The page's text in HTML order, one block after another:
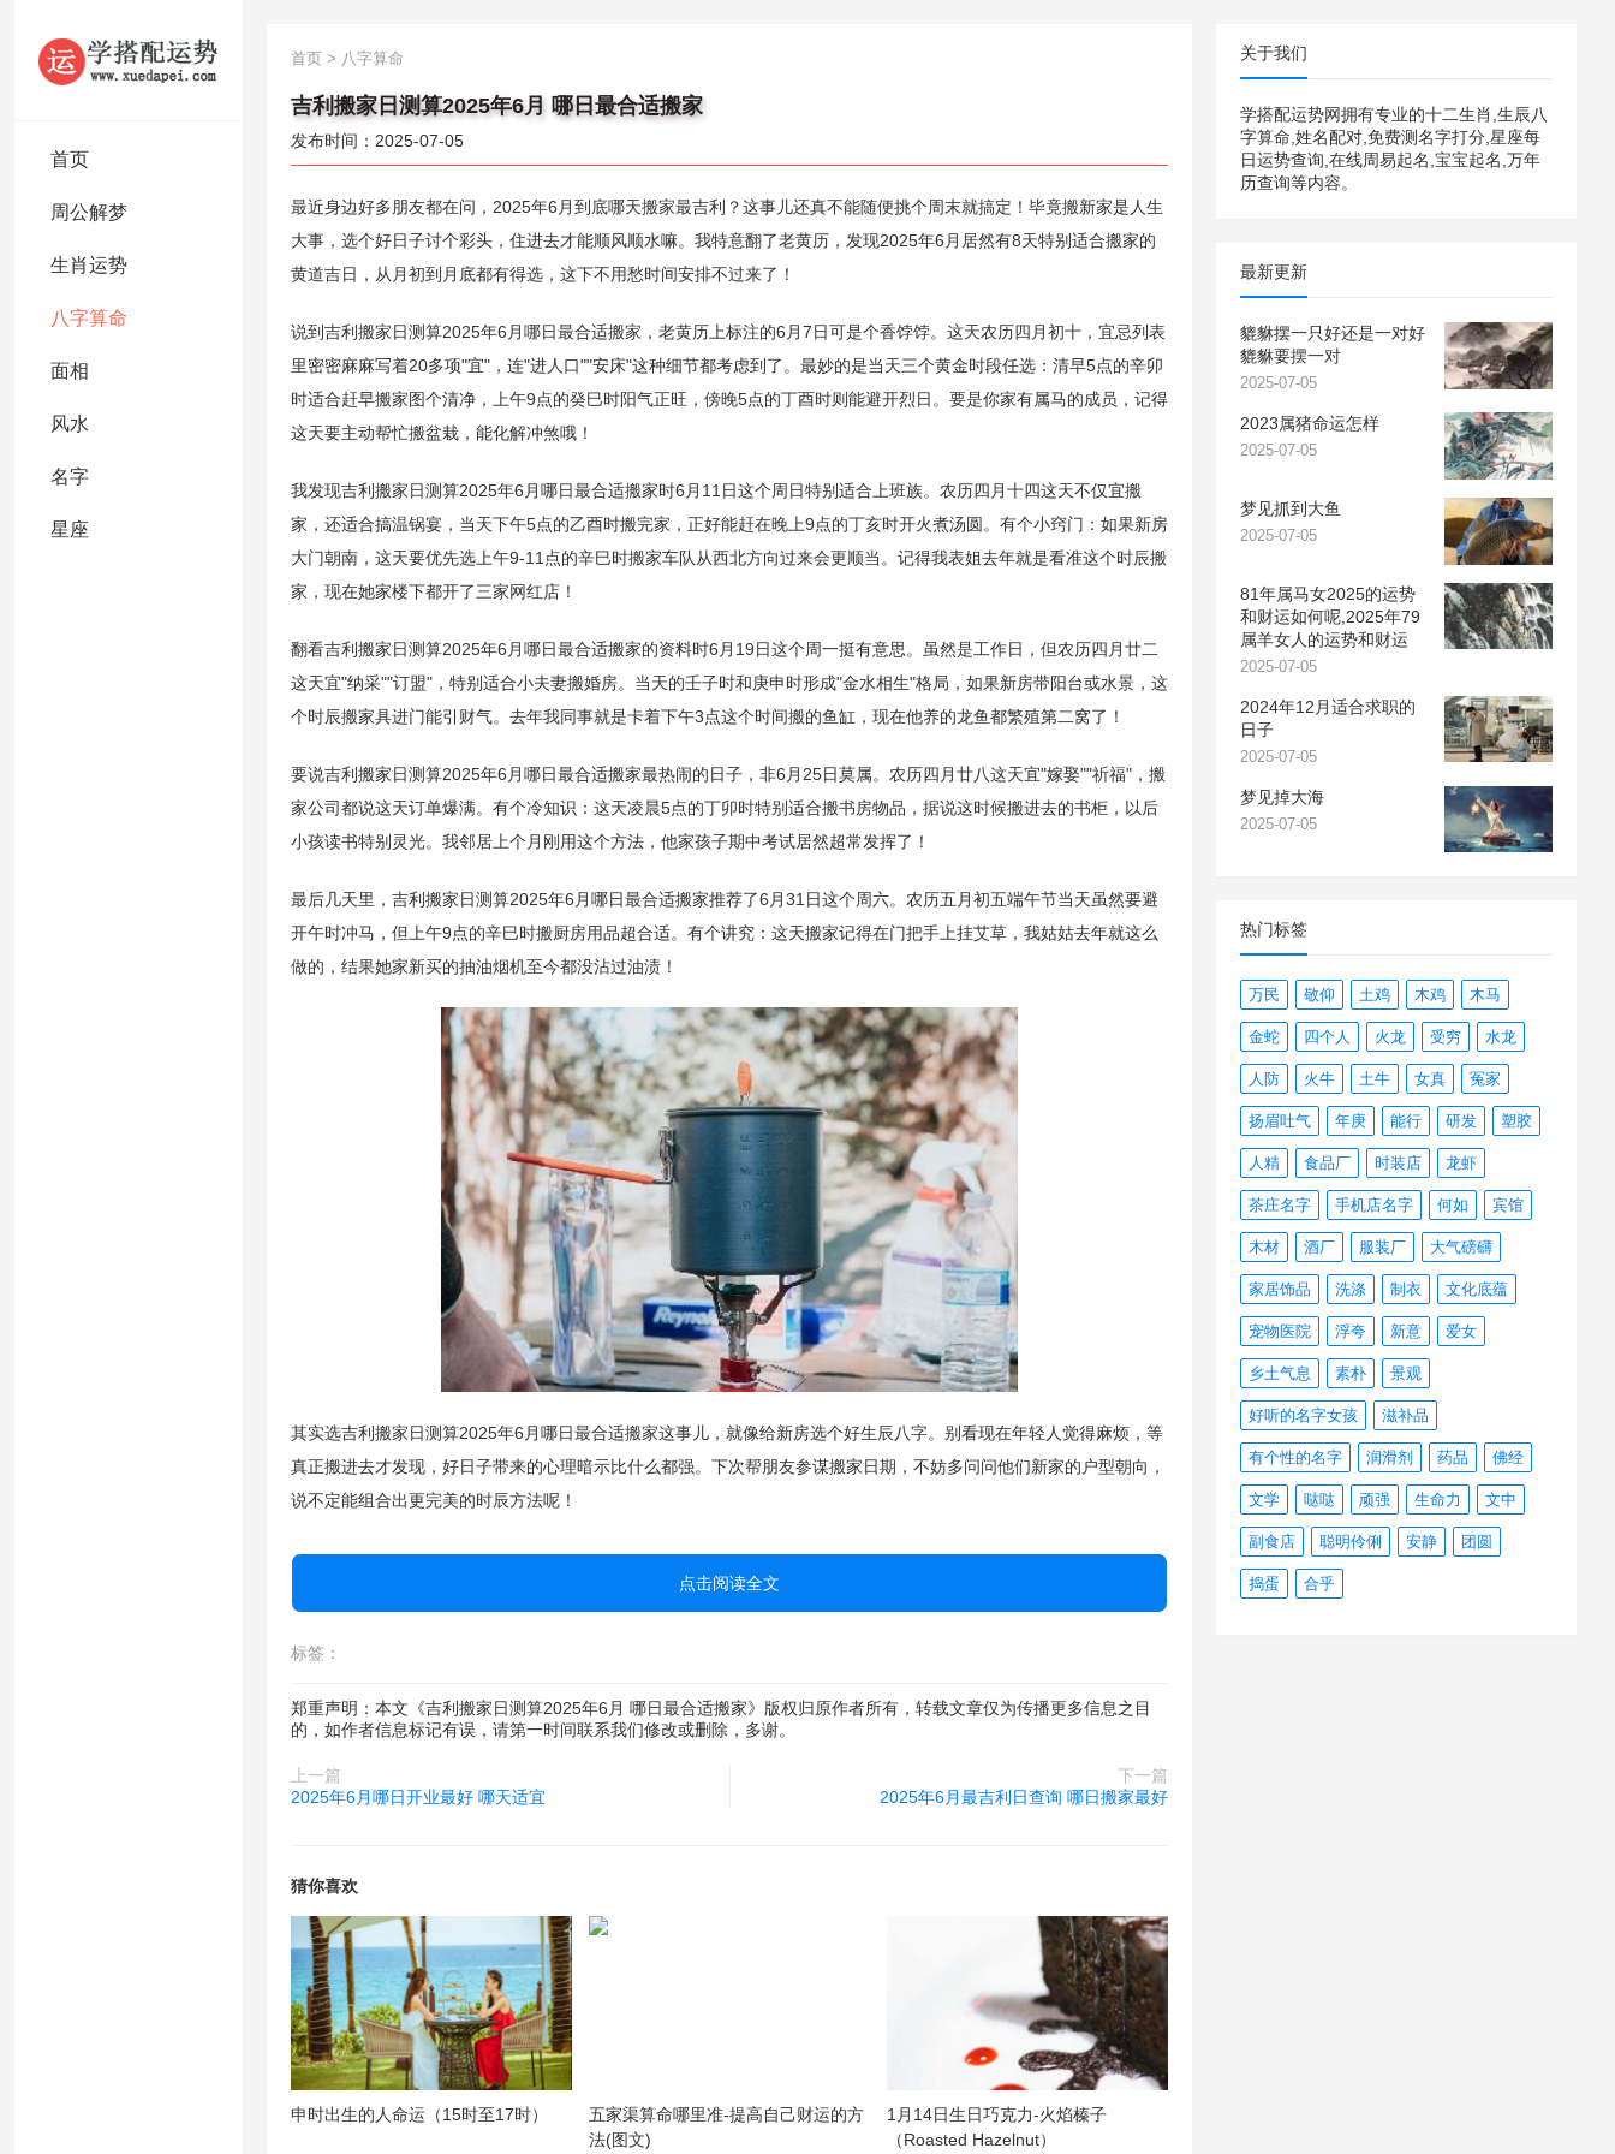
首页
周公解梦
生肖运势
八字算命
面相
风水
名字
星座
首页 > 八字算命
吉利搬家日测算2025年6月 哪日最合适搬家
发布时间：2025-07-05
最近身边好多朋友都在问，2025年6月到底哪天搬家最吉利？这事儿还真不能随便挑个周末就搞定！毕竟搬新家是人生
大事，选个好日子讨个彩头，住进去才能顺风顺水嘛。我特意翻了老黄历，发现2025年6月居然有8天特别适合搬家的
黄道吉日，从月初到月底都有得选，这下不用愁时间安排不过来了！
说到吉利搬家日测算2025年6月哪日最合适搬家，老黄历上标注的6月7日可是个香饽饽。这天农历四月初十，宜忌列表
里密密麻麻写着20多项"宜"，连"进人口""安床"这种细节都考虑到了。最妙的是当天三个黄金时段任选：清早5点的辛卯
时适合赶早搬家图个清净，上午9点的癸巳时阳气正旺，傍晚5点的丁酉时则能避开烈日。要是你家有属马的成员，记得
这天要主动帮忙搬盆栽，能化解冲煞哦！
我发现吉利搬家日测算2025年6月哪日最合适搬家时6月11日这个周日特别适合上班族。农历四月十四这天不仅宜搬
家，还适合搞温锅宴，当天下午5点的乙酉时搬完家，正好能赶在晚上9点的丁亥时开火煮汤圆。有个小窍门：如果新房
大门朝南，这天要优先选上午9-11点的辛巳时搬家车队从西北方向过来会更顺当。记得我表姐去年就是看准这个时辰搬
家，现在她家楼下都开了三家网红店！
翻看吉利搬家日测算2025年6月哪日最合适搬家的资料时6月19日这个周一挺有意思。虽然是工作日，但农历四月廿二
这天宜"纳采""订盟"，特别适合小夫妻搬婚房。当天的壬子时和庚申时形成"金水相生"格局，如果新房带阳台或水景，这
个时辰搬家具进门能引财气。去年我同事就是卡着下午3点这个时间搬的鱼缸，现在他养的龙鱼都繁殖第二窝了！
要说吉利搬家日测算2025年6月哪日最合适搬家最热闹的日子，非6月25日莫属。农历四月廿八这天宜"嫁娶""祈福"，搬
家公司都说这天订单爆满。有个冷知识：这天凌晨5点的丁卯时特别适合搬书房物品，据说这时候搬进去的书柜，以后
小孩读书特别灵光。我邻居上个月刚用这个方法，他家孩子期中考试居然超常发挥了！
最后几天里，吉利搬家日测算2025年6月哪日最合适搬家推荐了6月31日这个周六。农历五月初五端午节当天虽然要避
开午时冲马，但上午9点的辛巳时搬厨房用品超合适。有个讲究：这天搬家记得在门把手上挂艾草，我姑姑去年就这么
做的，结果她家新买的抽油烟机至今都没沾过油渍！
其实选吉利搬家日测算2025年6月哪日最合适搬家这事儿，就像给新房选个好生辰八字。别看现在年轻人觉得麻烦，等
真正搬进去才发现，好日子带来的心理暗示比什么都强。下次帮朋友参谋搬家日期，不妨多问问他们新家的户型朝向，
说不定能组合出更完美的时辰方法呢！
点击阅读全文
标签：
郑重声明：本文《吉利搬家日测算2025年6月 哪日最合适搬家》版权归原作者所有，转载文章仅为传播更多信息之目
的，如作者信息标记有误，请第一时间联系我们修改或删除，多谢。
上一篇
2025年6月哪日开业最好 哪天适宜
下一篇
2025年6月最吉利日查询 哪日搬家最好
猜你喜欢
申时出生的人命运（15时至17时）
五家渠算命哪里准-提高自己财运的方
法(图文)
1月14日生日巧克力-火焰榛子
（Roasted Hazelnut）
关于我们
学搭配运势网拥有专业的十二生肖,生辰八
字算命,姓名配对,免费测名字打分,星座每
日运势查询,在线周易起名,宝宝起名,万年
历查询等内容。
最新更新
貔貅摆一只好还是一对好
貔貅要摆一对
2025-07-05
2023属猪命运怎样
2025-07-05
梦见抓到大鱼
2025-07-05
81年属马女2025的运势
和财运如何呢,2025年79
属羊女人的运势和财运
2025-07-05
2024年12月适合求职的
日子
2025-07-05
梦见掉大海
2025-07-05
热门标签
万民 敬仰 土鸡 木鸡 木马
金蛇 四个人 火龙 受穷 水龙
人防 火牛 土牛 女真 冤家
扬眉吐气 年庚 能行 研发 塑胶
人精 食品厂 时装店 龙虾
茶庄名字 手机店名字 何如 宾馆
木材 酒厂 服装厂 大气磅礴
家居饰品 洗涤 制衣 文化底蕴
宠物医院 浮夸 新意 爱女
乡土气息 素朴 景观
好听的名字女孩 滋补品
有个性的名字 润滑剂 药品 佛经
文学 哒哒 顽强 生命力 文中
副食店 聪明伶俐 安静 团圆
捣蛋 合乎